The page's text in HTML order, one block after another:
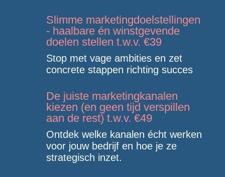
Slimme marketingdoelstellingen
- haalbare én winstgevende
doelen stellen t.w.v. €39
Stop met vage ambities en zet
concrete stappen richting succes
De juiste marketingkanalen
kiezen (en geen tijd verspillen
aan de rest) t.w.v. €49
Ontdek welke kanalen écht werken
voor jouw bedrijf en hoe je ze
strategisch inzet.